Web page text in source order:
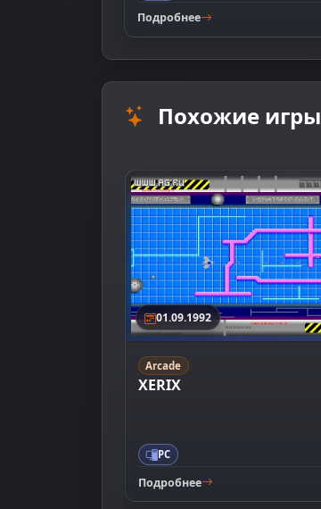
Подробнее
Похожие игры
01.09.1992
Arcade
XERIX
PC
Подробнее